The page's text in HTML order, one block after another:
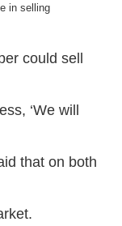
in selling
could sell
‘We will
that on both